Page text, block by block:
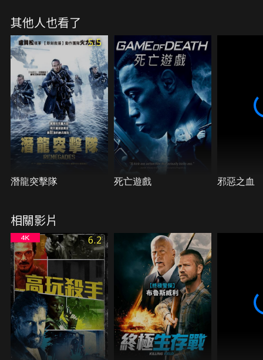
貓捉老鼠的血腥遊戲。他很快發現，這攤渾水，他不
蹚也不行！
其他人也看了
5.5
潛龍突擊隊 死亡遊戲 邪惡之血
相關影片
6.2